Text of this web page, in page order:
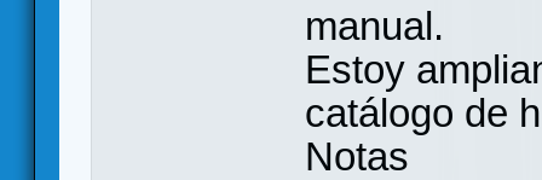
manual.
Estoy
catálogo de
Notas